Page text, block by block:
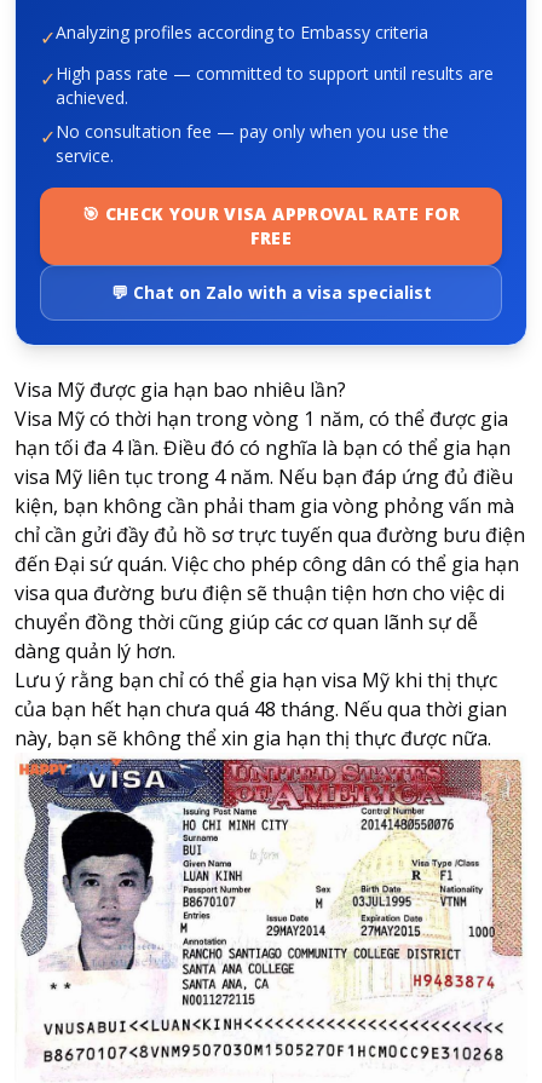
✓Analyzing profiles according to Embassy criteria
✓High pass rate — committed to support until results are
achieved.
✓No consultation fee — pay only when you use the
service.
🎯 CHECK YOUR VISA APPROVAL RATE FOR
FREE
💬 Chat on Zalo with a visa specialist
Visa Mỹ được gia hạn bao nhiêu lần?
Visa Mỹ có thời hạn trong vòng 1 năm, có thể được gia
hạn tối đa 4 lần. Điều đó có nghĩa là bạn có thể gia hạn
visa Mỹ liên tục trong 4 năm. Nếu bạn đáp ứng đủ điều
kiện, bạn không cần phải tham gia vòng phỏng vấn mà
chỉ cần gửi đầy đủ hồ sơ trực tuyến qua đường bưu điện
đến Đại sứ quán. Việc cho phép công dân có thể gia hạn
visa qua đường bưu điện sẽ thuận tiện hơn cho việc di
chuyển đồng thời cũng giúp các cơ quan lãnh sự dễ
dàng quản lý hơn.
Lưu ý rằng bạn chỉ có thể gia hạn visa Mỹ khi thị thực
của bạn hết hạn chưa quá 48 tháng. Nếu qua thời gian
này, bạn sẽ không thể xin gia hạn thị thực được nữa.